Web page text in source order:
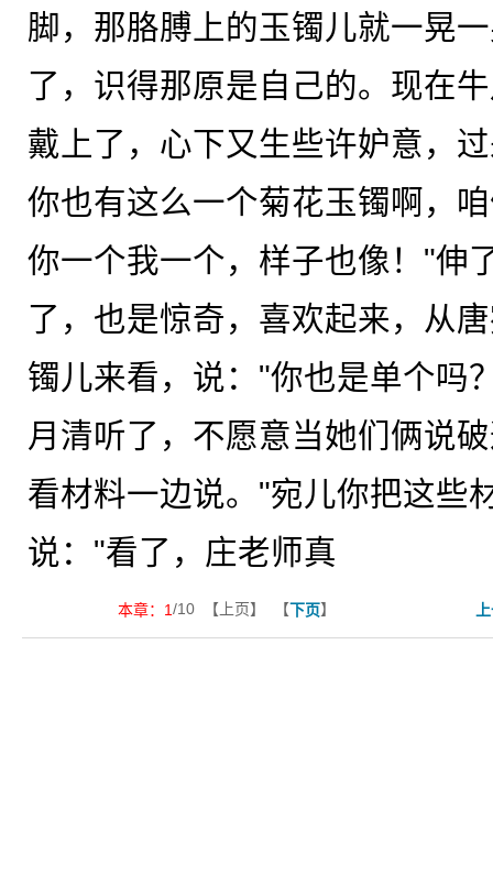
脚，那胳膊上的玉镯儿就一晃
了，识得那原是自己的。现在
戴上了，心下又生些许妒意，
你也有这么一个菊花玉镯啊，
你一个我一个，样子也像！"伸
了，也是惊奇，喜欢起来，从
镯儿来看，说："你也是单个吗
月清听了，不愿意当她们俩说
看材料一边说。"宛儿你把这些
说："看了，庄老师真
本章： 1/10 【上页】 【下页】